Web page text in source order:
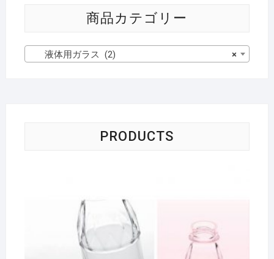
商品カテゴリー
×
液体用ガラス (2)
PRODUCTS